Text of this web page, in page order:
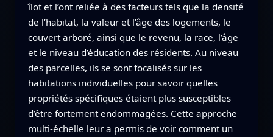
îlot et l’ont reliée à des facteurs tels que la densité
de l’habitat, la valeur et l’âge des logements, le
couvert arboré, ainsi que le revenu, la race, l’âge
et le niveau d’éducation des résidents. Au niveau
des parcelles, ils se sont focalisés sur les
habitations individuelles pour savoir quelles
propriétés spécifiques étaient plus susceptibles
d’être fortement endommagées. Cette approche
multi‑échelle leur a permis de voir comment un